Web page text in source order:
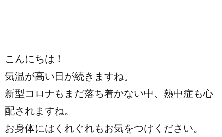
こんにちは！
気温が高い日が続きますね。
新型コロナもまだ落ち着かない中、熱中症も心
配されますね。
お身体にはくれぐれもお気をつけください。